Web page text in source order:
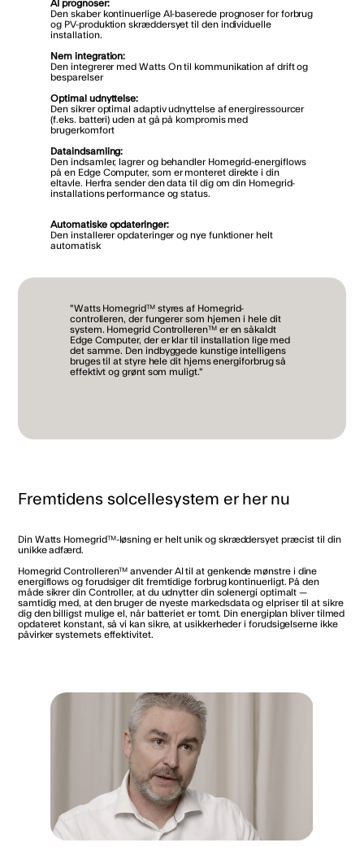
AI prognoser:
Den skaber kontinuerlige AI-baserede prognoser for forbrug
og PV-produktion skræddersyet til den individuelle
installation.
Nem integration:
Den integrerer med Watts On til kommunikation af drift og
besparelser
Optimal udnyttelse:
Den sikrer optimal adaptiv udnyttelse af energiressourcer
(f.eks. batteri) uden at gå på kompromis med
brugerkomfort
Dataindsamling:
Den indsamler, lagrer og behandler Homegrid-energiflows
på en Edge Computer, som er monteret direkte i din
eltavle. Herfra sender den data til dig om din Homegrid-
installations performance og status.
Automatiske opdateringer:
Den installerer opdateringer og nye funktioner helt
automatisk
"Watts Homegrid™ styres af Homegrid-
controlleren, der fungerer som hjernen i hele dit
system. Homegrid Controlleren™ er en såkaldt
Edge Computer, der er klar til installation lige med
det samme. Den indbyggede kunstige intelligens
bruges til at styre hele dit hjems energiforbrug så
effektivt og grønt som muligt."
Fremtidens solcellesystem er her nu
Din Watts Homegrid™-løsning er helt unik og skræddersyet præcist til din
unikke adfærd.
Homegrid Controlleren™ anvender AI til at genkende mønstre i dine
energiflows og forudsiger dit fremtidige forbrug kontinuerligt. På den
måde sikrer din Controller, at du udnytter din solenergi optimalt —
samtidig med, at den bruger de nyeste markedsdata og elpriser til at sikre
dig den billigst mulige el, når batteriet er tomt. Din energiplan bliver tilmed
opdateret konstant, så vi kan sikre, at usikkerheder i forudsigelserne ikke
påvirker systemets effektivitet.